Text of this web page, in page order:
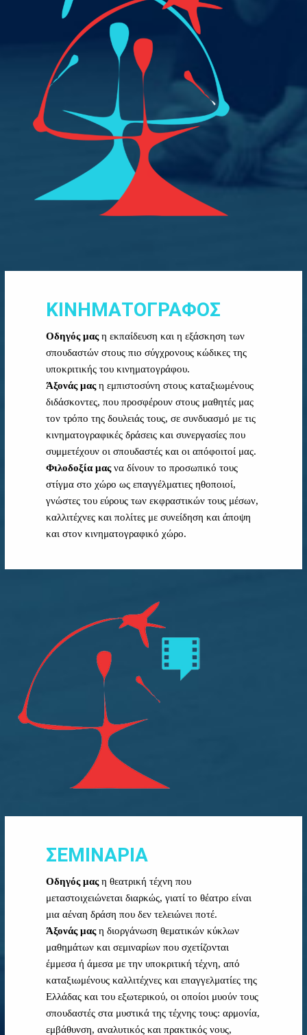
ΚΙΝΗΜΑΤΟΓΡΑΦΟΣ
Οδηγός μαςη εκπαίδευση και η εξάσκηση των
σπουδαστών στους πιο σύγχρονους κώδικες της
υποκριτικής του κινηματογράφου.
Άξονάς μαςη εμπιστοσύνη στους καταξιωμένους
διδάσκοντες, που προσφέρουν στους μαθητές μας
τον τρόπο της δουλειάς τους, σε συνδυασμό με τις
κινηματογραφικές δράσεις και συνεργασίες που
συμμετέχουν οι σπουδαστές και οι απόφοιτοί μας.
Φιλοδοξία μαςνα δίνουν το προσωπικό τους
στίγμα στο χώρο ως επαγγέλματιες ηθοποιοί,
γνώστες του εύρους των εκφραστικών τους μέσων,
καλλιτέχνες και πολίτες με συνείδηση και άποψη
και στον κινηματογραφικό χώρο.
ΣΕΜΙΝΑΡΙΑ
Οδηγός μαςη θεατρική τέχνη που
μεταστοιχειώνεται διαρκώς, γιατί το θέατρο είναι
μια αέναη δράση που δεν τελειώνει ποτέ.
Άξονάς μαςη διοργάνωση θεματικών κύκλων
μαθημάτων και σεμιναρίων που σχετίζονται
έμμεσα ή άμεσα με την υποκριτική τέχνη, από
καταξιωμένους καλλιτέχνες και επαγγελματίες της
Ελλάδας και του εξωτερικού, οι οποίοι μυούν τους
σπουδαστές στα μυστικά της τέχνης τους: αρμονία,
εμβάθυνση, αναλυτικός και πρακτικός νους,